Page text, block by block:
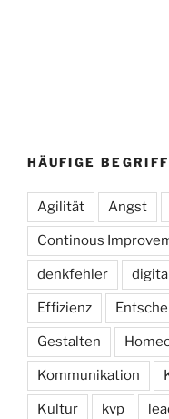
HÄUFIGE
Agilität Angst
Continous
denkfehler
Effizienz
Gestalten
Kommunikation
Kultur kvp